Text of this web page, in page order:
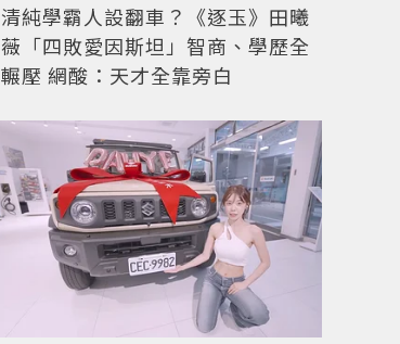
清純學霸人設翻車？《逐玉》田曦
薇「四敗愛因斯坦」智商、學歷全
輾壓 網酸：天才全靠旁白